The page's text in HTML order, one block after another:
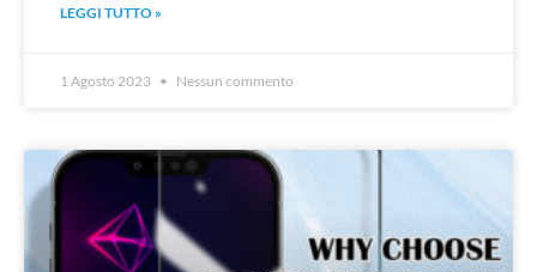
LEGGI TUTTO »
1 Agosto 2023 Nessun commento